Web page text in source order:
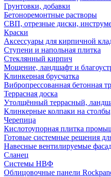
Грунтовки, добавки
Бетоноремонтные растворы
СВП, отрезные диски,
Краски
Аксессуары для кирпичной
Ступени и напольная плитка
Cтеклянный кирпич
Мощение, ландшафт и
Клинкерная брусчатка
Вибропрессованная бетонная
Террасная доска
Утолщённый террасный,
Клинкерные колпаки на
Черепица
Кислотоупорная плитка
Готовые системные решения
Навесные вентилируемые
Сланец
Системы НВФ
Облицовочные панели